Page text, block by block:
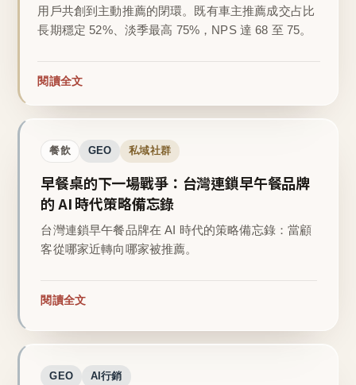
用戶共創到主動推薦的閉環。既有車主推薦成交占比
長期穩定 52%、淡季最高 75%，NPS 達 68 至 75。
閱讀全文
餐飲 GEO 私域社群
早餐桌的下一場戰爭：台灣連鎖早午餐品牌
的 AI 時代策略備忘錄
台灣連鎖早午餐品牌在 AI 時代的策略備忘錄：當顧
客從哪家近轉向哪家被推薦。
閱讀全文
GEO AI行銷